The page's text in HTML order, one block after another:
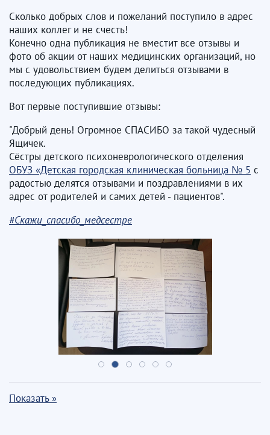
Сколько добрых слов и пожеланий поступило в адрес
наших коллег и не счесть!
Конечно одна публикация не вместит все отзывы и
фото об акции от наших медицинских организаций, но
мы с удовольствием будем делиться отзывами в
последующих публикациях.
Вот первые поступившие отзывы:
"Добрый день! Огромное СПАСИБО за такой чудесный
Ящичек.
Сёстры детского психоневрологического отделения
ОБУЗ «Детская городская клиническая больница № 5 с
радостью делятся отзывами и поздравлениями в их
адрес от родителей и самих детей - пациентов".
#Скажи_спасибо_медсестре
Показать »